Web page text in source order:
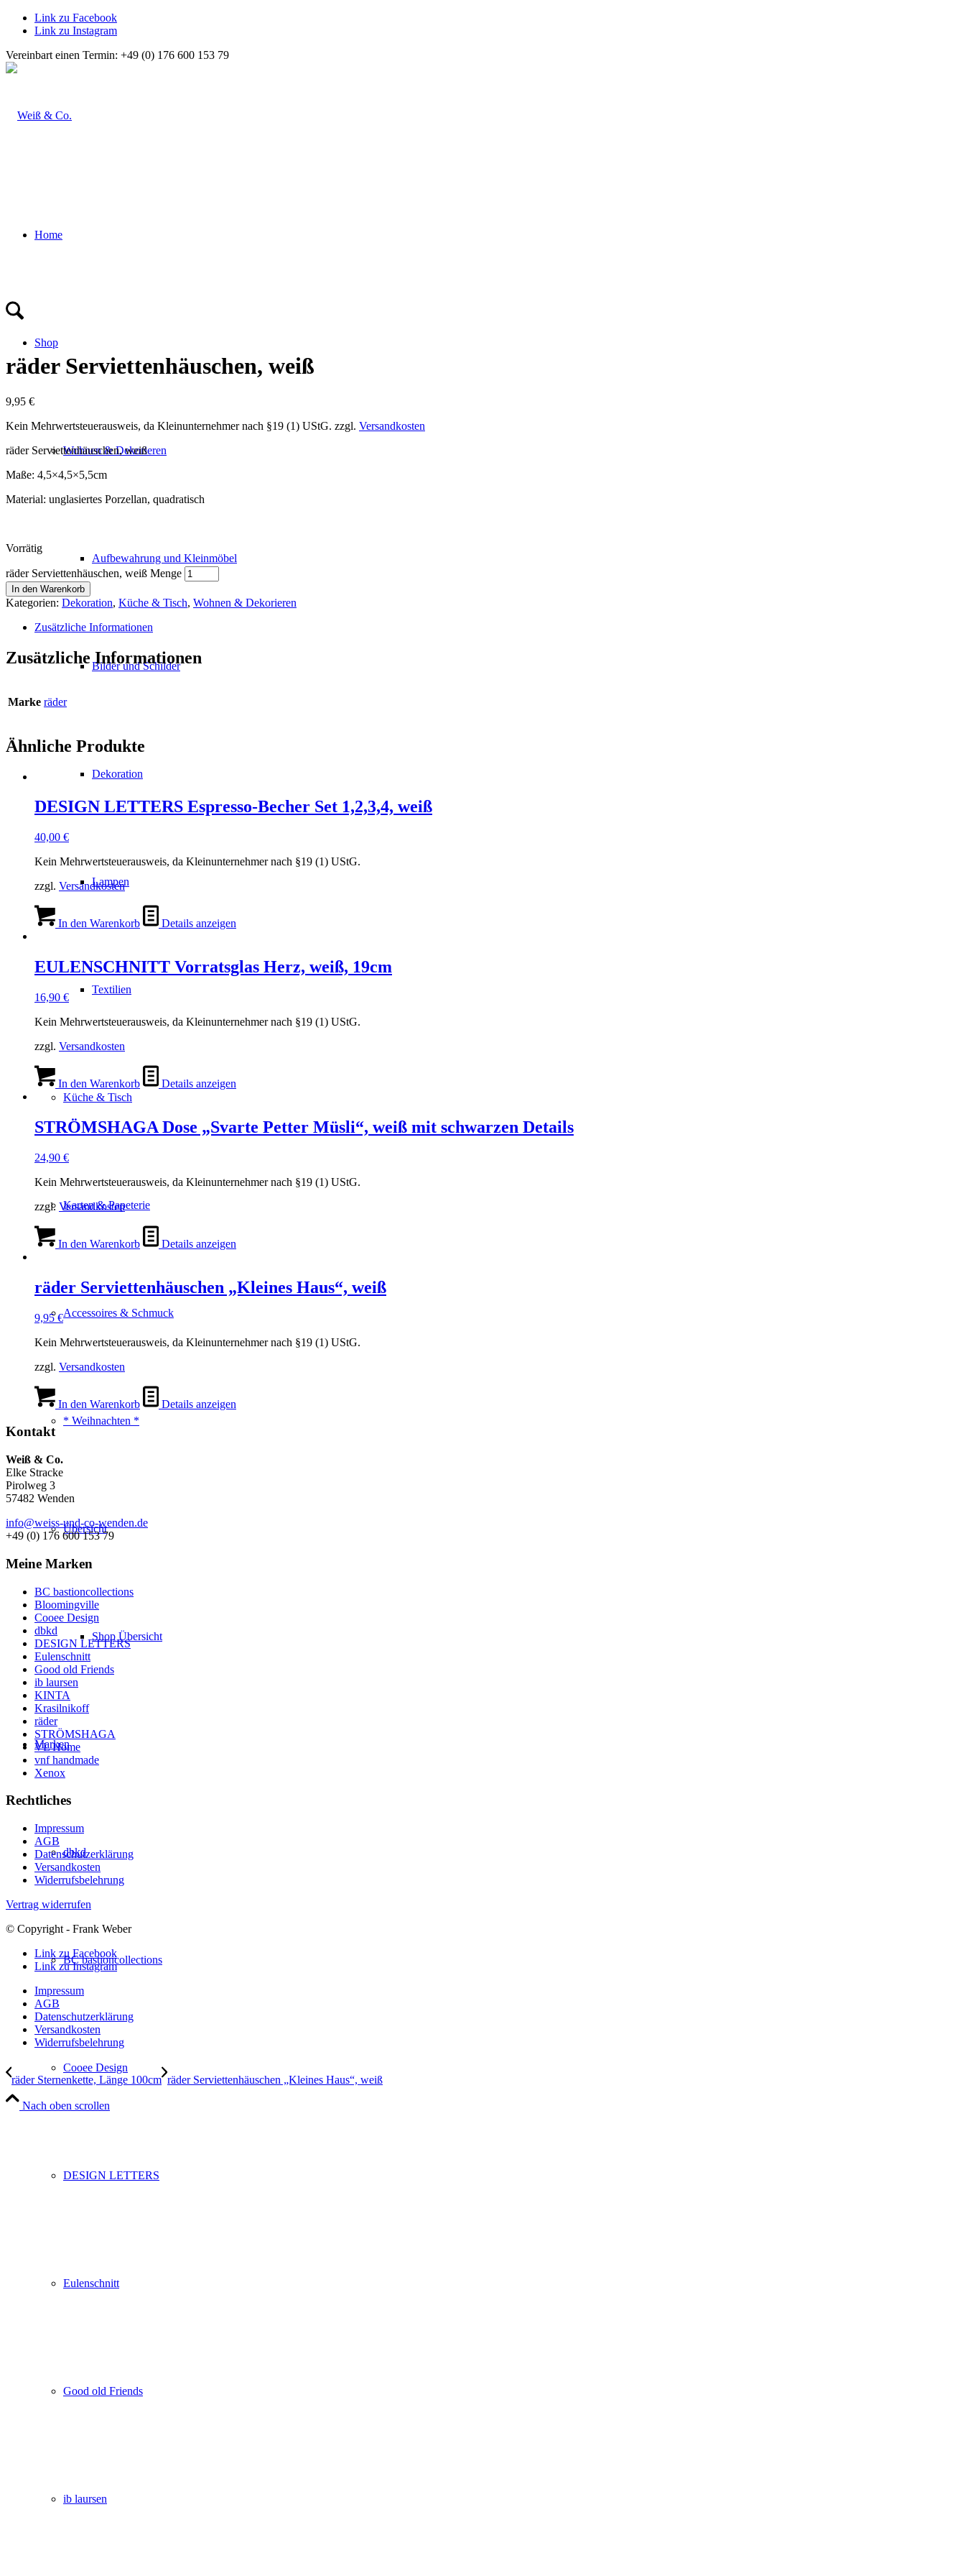
Link zu Facebook
Link zu Instagram
Vereinbart einen Termin: +49 (0) 176 600 153 79
Home
Shop
Wohnen & Dekorieren
Aufbewahrung und Kleinmöbel
Bilder und Schilder
Dekoration
Lampen
Textilien
Küche & Tisch
Karten & Papeterie
Accessoires & Schmuck
* Weihnachten *
Übersicht
Shop Übersicht
Marken
dbkd
BC bastioncollections
Cooee Design
DESIGN LETTERS
Eulenschnitt
Good old Friends
ib laursen
räder Serviettenhäuschen, weiß
9,95 €
Kein Mehrwertsteuerausweis, da Kleinunternehmer nach §19 (1) UStG. zzgl. Versandkosten
räder Serviettenhäuschen, weiß
Maße: 4,5×4,5×5,5cm
Material: unglasiertes Porzellan, quadratisch
Vorrätig
räder Serviettenhäuschen, weiß Menge
In den Warenkorb
Kategorien: Dekoration, Küche & Tisch, Wohnen & Dekorieren
Zusätzliche Informationen
Zusätzliche Informationen
Marke räder
Ähnliche Produkte
DESIGN LETTERS Espresso-Becher Set 1,2,3,4, weiß
40,00 €
Kein Mehrwertsteuerausweis, da Kleinunternehmer nach §19 (1) UStG.
zzgl. Versandkosten
In den Warenkorb Details anzeigen
EULENSCHNITT Vorratsglas Herz, weiß, 19cm
16,90 €
Kein Mehrwertsteuerausweis, da Kleinunternehmer nach §19 (1) UStG.
zzgl. Versandkosten
In den Warenkorb Details anzeigen
STRÖMSHAGA Dose „Svarte Petter Müsli“, weiß mit schwarzen Details
24,90 €
Kein Mehrwertsteuerausweis, da Kleinunternehmer nach §19 (1) UStG.
zzgl. Versandkosten
In den Warenkorb Details anzeigen
räder Serviettenhäuschen „Kleines Haus“, weiß
9,95€
Kein Mehrwertsteuerausweis, da Kleinunternehmer nach §19 (1) UStG.
zzgl. Versandkosten
In den Warenkorb Details anzeigen
Kontakt
Weiß & Co.
Elke Stracke
Pirolweg 3
57482 Wenden
info@weiss-und-co-wenden.de
+49 (0) 176 600 153 79
Meine Marken
BC bastioncollections
Bloomingville
Cooee Design
dbkd
DESIGN LETTERS
Eulenschnitt
Good old Friends
ib laursen
KINTA
Krasilnikoff
räder
STRÖMSHAGA
VL Home
vnf handmade
Xenox
Rechtliches
Impressum
AGB
Datenschutzerklärung
Versandkosten
Widerrufsbelehrung
Vertrag widerrufen
© Copyright - Frank Weber
Link zu Facebook
Link zu Instagram
Impressum
AGB
Datenschutzerklärung
Versandkosten
Widerrufsbelehrung
räder Sternenkette, Länge 100cm räder Serviettenhäuschen „Kleines Haus“, weiß
Nach oben scrollen